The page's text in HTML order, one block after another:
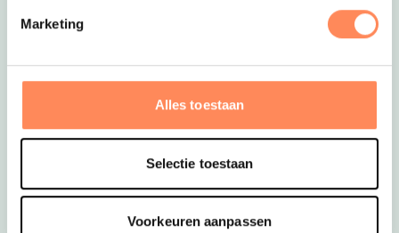
Marketing
Alles toestaan
Selectie toestaan
Voorkeuren aanpassen
Meer inspiratie
Vakantie aan zee? Deze Ardoer
campings zijn wat je zoekt!
Een camping aan zee doet iets met je.